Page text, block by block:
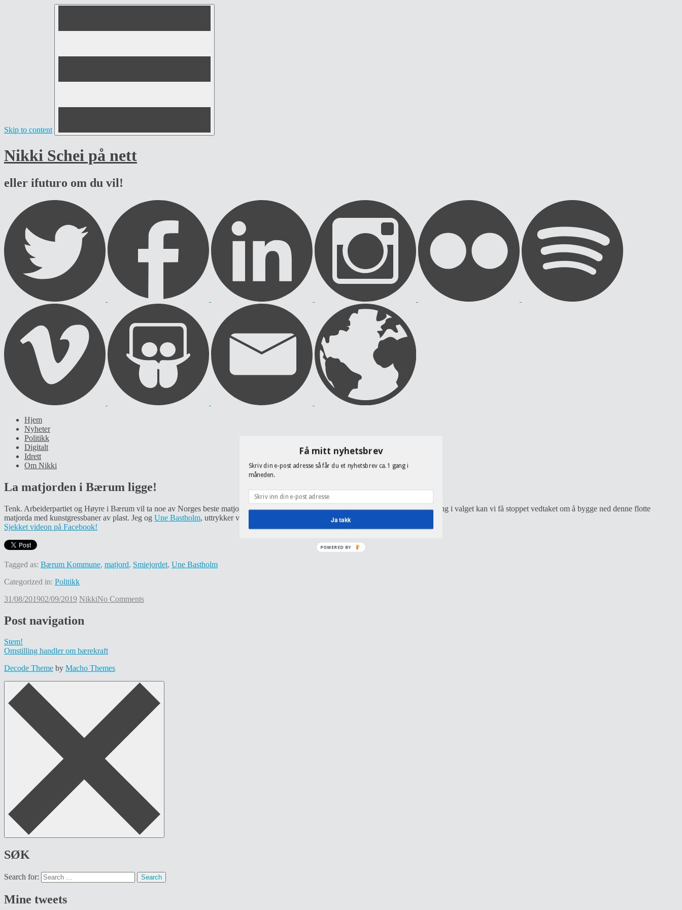
Skip to content
Nikki Schei på nett
eller ifuturo om du vil!
Hjem
Nyheter
Politikk
Digitalt
Idrett
Om Nikki
La matjorden i Bærum ligge!
Tenk. Arbeiderpartiet og Høyre i Bærum vil ta noe av Norges beste matjord og legge kunstgress isteden. Helt utrolig! Med nok oppslutning i valget kan vi få stoppet vedtaket om å bygge ned denne flotte
matjorda med kunstgressbaner av plast. Jeg og Une Bastholm, uttrykker vi vår frustrasjon rundt dette!
Sjekket videon på Facebook!
Tagged as: Bærum Kommune, matjord, Smiejordet, Une Bastholm
Categorized in: Politikk
31/08/201902/09/2019 NikkiNo Comments
Post navigation
Stem!
Omstilling handler om bærekraft
Decode Theme by Macho Themes
SØK
Search for:
Mine tweets
Få mitt nyhetsbrev
Skriv din e-post adresse så får du et nyhetsbrev ca. 1 gang i
måneden.
Ja takk
POWERED BY